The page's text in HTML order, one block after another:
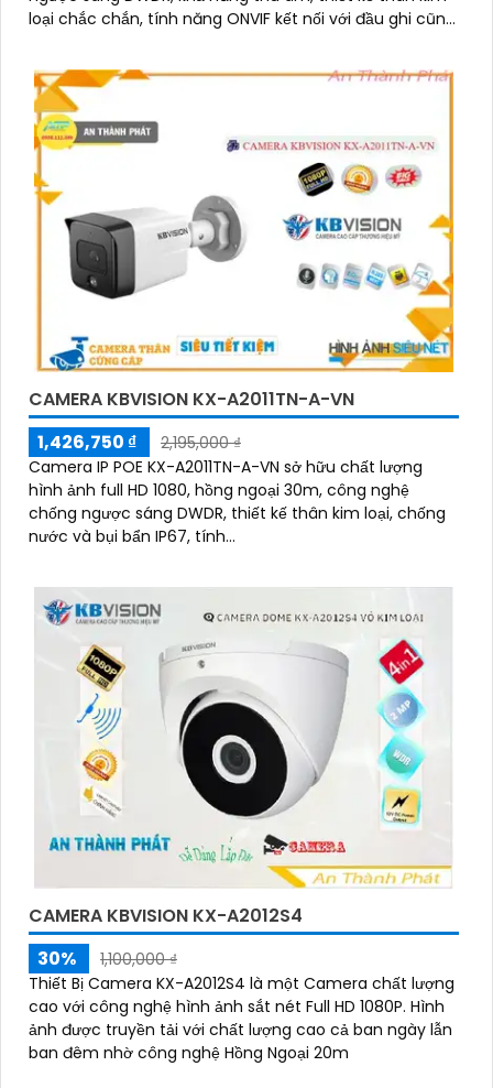
loại chắc chắn, tính năng ONVIF kết nối với đầu ghi cũng
CAMERA KBVISION KX-A2011TN-A-VN
1,426,750 ₫
2,195,000 ₫
Camera IP POE KX-A2011TN-A-VN sở hữu chất lượng
hình ảnh full HD 1080, hồng ngoại 30m, công nghệ
chống ngược sáng DWDR, thiết kế thân kim loại, chống
nước và bụi bẩn IP67, tính...
CAMERA KBVISION KX-A2012S4
30%
1,100,000 ₫
Thiết Bị Camera KX-A2012S4 là một Camera chất lượng
cao với công nghệ hình ảnh sắt nét Full HD 1080P. Hình
ảnh được truyền tải với chất lượng cao cả ban ngày lẫn
ban đêm nhờ công nghệ Hồng Ngoại 20m